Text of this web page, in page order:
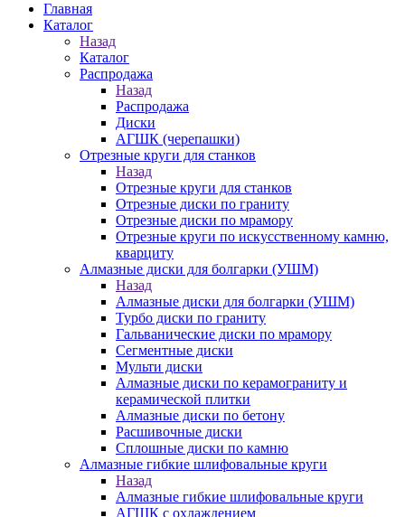
Главная
Каталог
Назад
Каталог
Распродажа
Назад
Распродажа
Диски
АГШК (черепашки)
Отрезные круги для станков
Назад
Отрезные круги для станков
Отрезные диски по граниту
Отрезные диски по мрамору
Отрезные круги по искусственному камню,
кварциту
Алмазные диски для болгарки (УШМ)
Назад
Алмазные диски для болгарки (УШМ)
Турбо диски по граниту
Гальванические диски по мрамору
Сегментные диски
Мульти диски
Алмазные диски по керамограниту и
керамической плитки
Алмазные диски по бетону
Расшивочные диски
Сплошные диски по камню
Алмазные гибкие шлифовальные круги
Назад
Алмазные гибкие шлифовальные круги
АГШК с охлаждением